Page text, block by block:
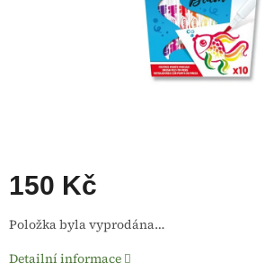
150 Kč
Měrná
cena:
Položka byla vyprodána…
Detailní informace